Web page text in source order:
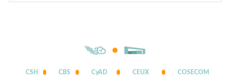
CSH CBS CyAD CEUX COSECOM